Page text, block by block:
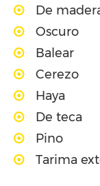
De
Oscuro
Balear
Cerezo
Haya
De teca
Pino
Tarima